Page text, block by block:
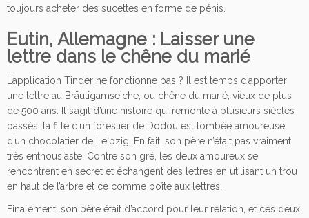
toujours acheter des sucettes en forme de pénis.
Eutin, Allemagne : Laisser une
lettre dans le chêne du marié
L’application Tinder ne fonctionne pas ? Il est temps d’apporter
une lettre au Bräutigamseiche, ou chêne du marié, vieux de plus
de 500 ans. Il s’agit d’une histoire qui remonte à plusieurs siècles
passés, la fille d’un forestier de Dodou est tombée amoureuse
d’un chocolatier de Leipzig. En fait, son père n’était pas vraiment
très enthousiaste. Contre son gré, les deux amoureux se
rencontrent en secret et échangent des lettres en utilisant un trou
en haut de l’arbre et ce comme boîte aux lettres.
Finalement, son père était d’accord pour leur relation, et ces deux